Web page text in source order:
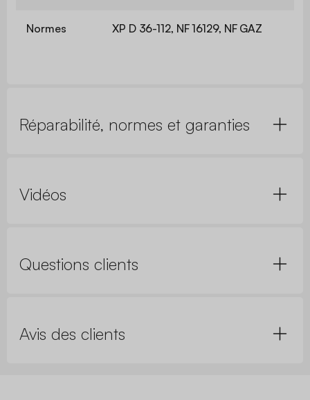
Normes XP D 36-112, NF 16129, NF GAZ
Réparabilité, normes et garanties
Vidéos
Questions clients
Avis des clients